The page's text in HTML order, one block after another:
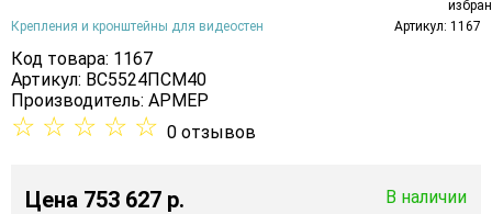
Крепления и кронштейны для видеостен Артикул: 1167
Код товара: 1167
Артикул: ВС5524ПСМ40
Производитель: АРМЕР
☆ ☆ ☆ ☆ ☆ 0 отзывов
Цена 753 627 p. В наличии